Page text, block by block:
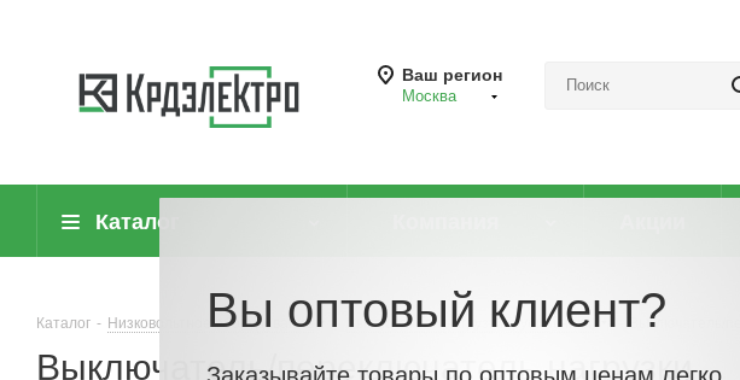
Ваш регион
Москва
Каталог
Каталог - Низковольтное оборудование - Выключатели нагрузки (рубильники) Выключатель/
Выключатель/переключатель нагрузки
Вы оптовый клиент?